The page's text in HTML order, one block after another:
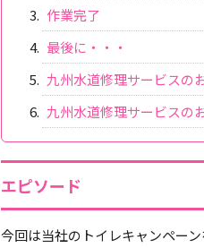
作業完了
最後に・・・
九州水道修理サービスの
九州水道修理サービスの
エピソード
今回は当社のトイレキャンペー